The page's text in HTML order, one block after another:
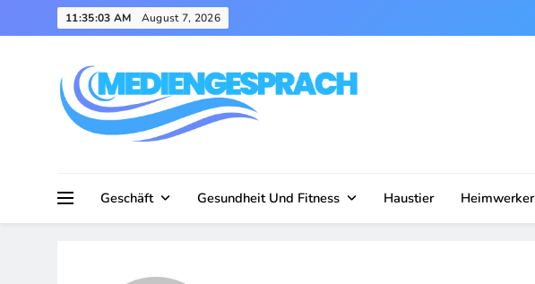
to
11:35:04 AM August 7, 2026
Geschäft Gesundheit Und Fitness Haustier Heimwerker